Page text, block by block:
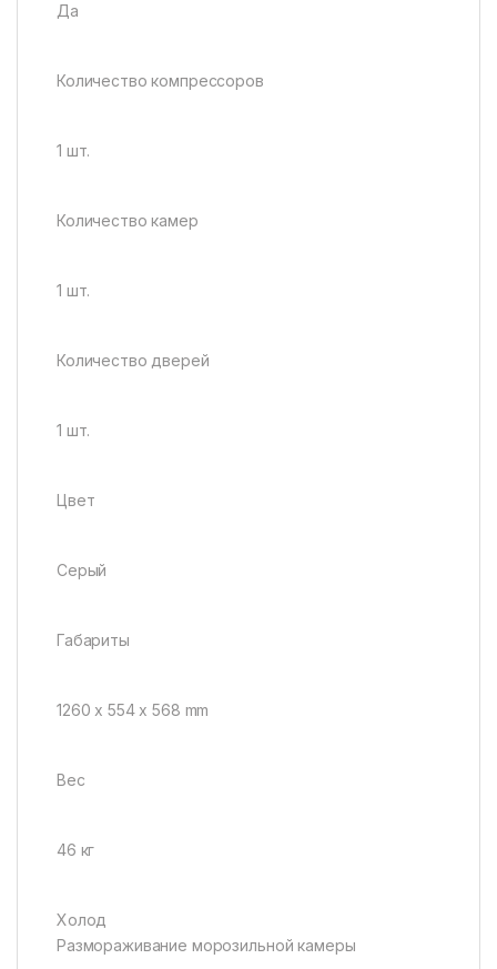
Да
Количество компрессоров
1 шт.
Количество камер
1 шт.
Количество дверей
1 шт.
Цвет
Серый
Габариты
1260 x 554 x 568 mm
Вес
46 кг
Холод
Размораживание морозильной камеры